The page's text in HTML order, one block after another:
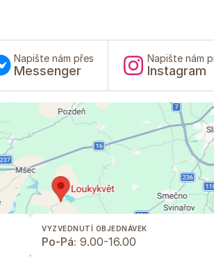
Napište nám přes
Messenger
Napište nám
Instagram
VYZVEDNUTÍ OBJEDNÁVEK
Po-Pá: 9.00-16.00